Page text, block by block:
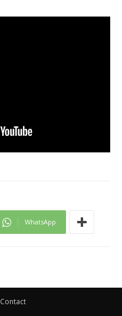
WhatsApp
Contact